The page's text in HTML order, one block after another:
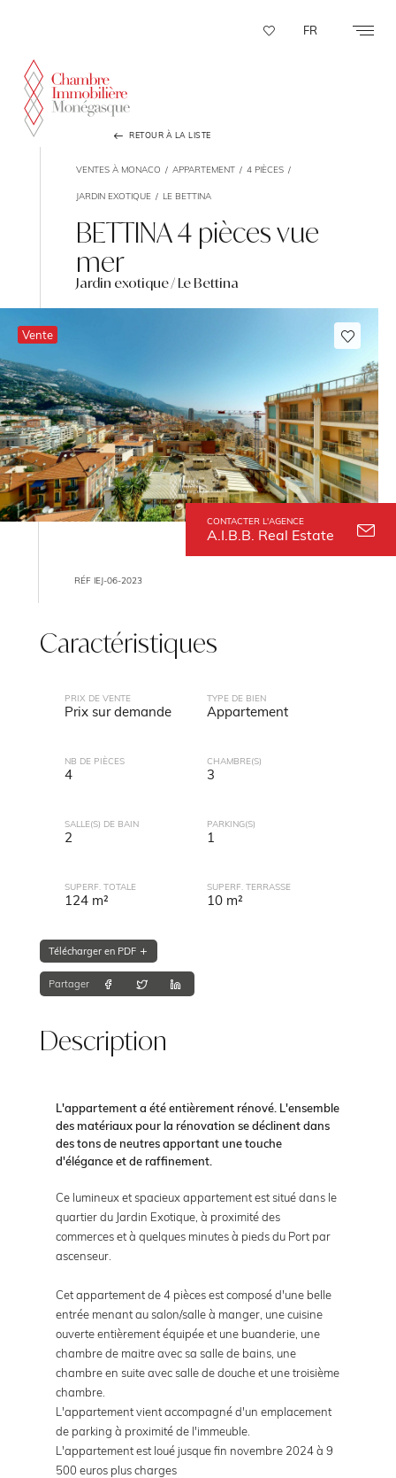
FR
RETOUR À LA LISTE
VENTES À MONACO APPARTEMENT 4 PIÈCES
JARDIN EXOTIQUE LE BETTINA
BETTINA 4 pièces vue
mer
Jardin exotique / Le Bettina
CONTACTER L'AGENCE
A.I.B.B. Real Estate
Vente
RÉF IEJ-06-2023
Caractéristiques
PRIX DE VENTE
Prix sur demande
TYPE DE BIEN
Appartement
NB DE PIÈCES
4
CHAMBRE(S)
3
SALLE(S) DE BAIN
2
PARKING(S)
1
SUPERF. TOTALE
124 m²
SUPERF. TERRASSE
10 m²
Télécharger en PDF
Partager
Description
L'appartement a été entièrement rénové. L'ensemble
des matériaux pour la rénovation se déclinent dans
des tons de neutres apportant une touche
d'élégance et de raffinement.
Ce lumineux et spacieux appartement est situé dans le
quartier du Jardin Exotique, à proximité des
commerces et à quelques minutes à pieds du Port par
ascenseur.
Cet appartement de 4 pièces est composé d'une belle
entrée menant au salon/salle à manger, une cuisine
ouverte entièrement équipée et une buanderie, une
chambre de maitre avec sa salle de bains, une
chambre en suite avec salle de douche et une troisième
chambre.
L'appartement vient accompagné d'un emplacement
de parking à proximité de l'immeuble.
L'appartement est loué jusque fin novembre 2024 à 9
500 euros plus charges